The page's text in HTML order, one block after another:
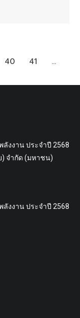
40 41
…
งงาน ประจำปี 2568
) จำกัด (มหาชน)
งงาน ประจำปี 2568